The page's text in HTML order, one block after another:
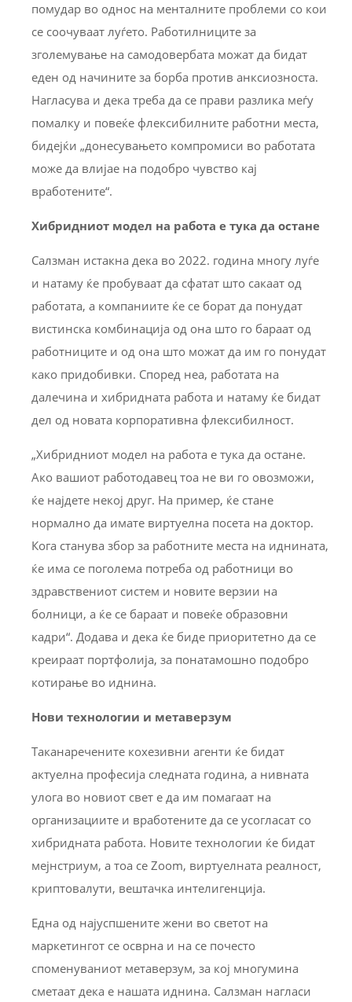
помудар во однос на менталните проблеми со кои
се соочуваат луѓето. Работилниците за
зголемување на самодовербата можат да бидат
еден од начините за борба против анксиозноста.
Нагласува и дека треба да се прави разлика меѓу
помалку и повеќе флексибилните работни места,
бидејќи „донесувањето компромиси во работата
може да влијае на подобро чувство кај
вработените“.
Хибридниот модел на работа е тука да остане
Салзман истакна дека во 2022. година многу луѓе
и натаму ќе пробуваат да сфатат што сакаат од
работата, а компаниите ќе се борат да понудат
вистинска комбинација од она што го бараат од
работниците и од она што можат да им го понудат
како придобивки. Според неа, работата на
далечина и хибридната работа и натаму ќе бидат
дел од новата корпоративна флексибилност.
„Хибридниот модел на работа е тука да остане.
Ако вашиот работодавец тоа не ви го овозможи,
ќе најдете некој друг. На пример, ќе стане
нормално да имате виртуелна посета на доктор.
Кога станува збор за работните места на иднината,
ќе има се поголема потреба од работници во
здравствениот систем и новите верзии на
болници, а ќе се бараат и повеќе образовни
кадри“. Додава и дека ќе биде приоритетно да се
креираат портфолија, за понатамошно подобро
котирање во иднина.
Нови технологии и метаверзум
Таканаречените кохезивни агенти ќе бидат
актуелна професија следната година, а нивната
улога во новиот свет е да им помагаат на
организациите и вработените да се усогласат со
хибридната работа. Новите технологии ќе бидат
мејнстриум, а тоа се Zoom, виртуелната реалност,
криптовалути, вештачка интелигенција.
Една од најуспшените жени во светот на
маркетингот се осврна и на се почесто
споменуваниот метаверзум, за кој многумина
сметаат дека е нашата иднина. Салзман нагласи